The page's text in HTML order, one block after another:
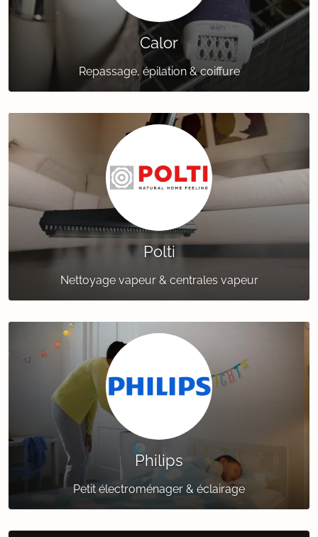
Calor
Repassage, épilation & coiffure
Polti
Nettoyage vapeur & centrales vapeur
Philips
Petit électroménager & éclairage